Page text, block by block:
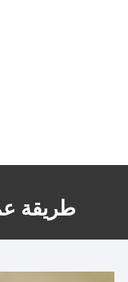
طريقة